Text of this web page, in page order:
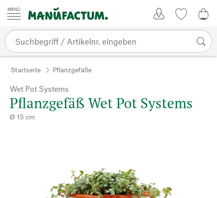
Zum Inhalt springen
Startseite Pflanzgefäße
Wet Pot Systems
Pflanzgefäß Wet Pot Systems
Ø 15 cm